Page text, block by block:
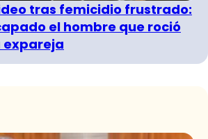
tras femicidio frustrado:
el hombre que roció
expareja